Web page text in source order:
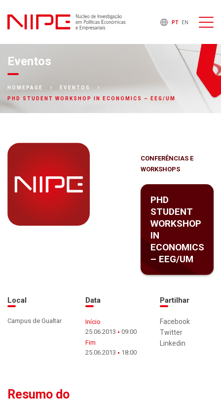
PT EN
Eventos
HOMEPAGE
EVENTOS
PHD STUDENT WORKSHOP IN ECONOMICS – EEG/UM
CONFERÊNCIAS E
WORKSHOPS
PHD
STUDENT
WORKSHOP
IN
ECONOMICS
– EEG/UM
Local
Campus de Gualtar
Data
Início
25.06.2013
09:00
Fim
25.06.2013
18:00
Partilhar
Facebook
Twitter
Linkedin
Resumo do